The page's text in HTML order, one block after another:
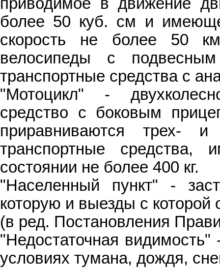
более 50 куб. см и
скорость не более 50
велосипеды с
транспортные средства с
"Мотоцикл" -
средство с боковым
приравниваются трех- и
транспортные
состоянии не более 400 кг.
"Населенный пункт" -
которую и выезды с
(в ред. Постановления
"Недостаточная
условиях тумана, дождя,